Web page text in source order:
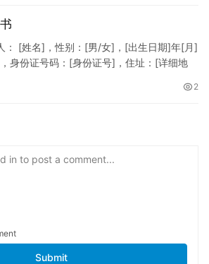
： [姓名]，性别：[男/女]，[出生日期]年[月]
身份证号码：[身份证号]，住址：[详细地
2
in to post a comment...
Submit